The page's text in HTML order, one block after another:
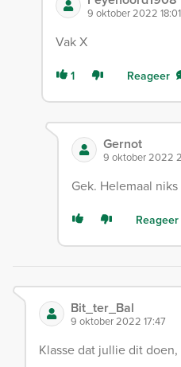
9 oktober 2022 18:01
Vak X
1 Reageer
Gernot
9 oktober 2022
Gek. Helemaal
Reageer
Bit_ter_Bal
9 oktober 2022 17:47
Klasse dat jullie dit